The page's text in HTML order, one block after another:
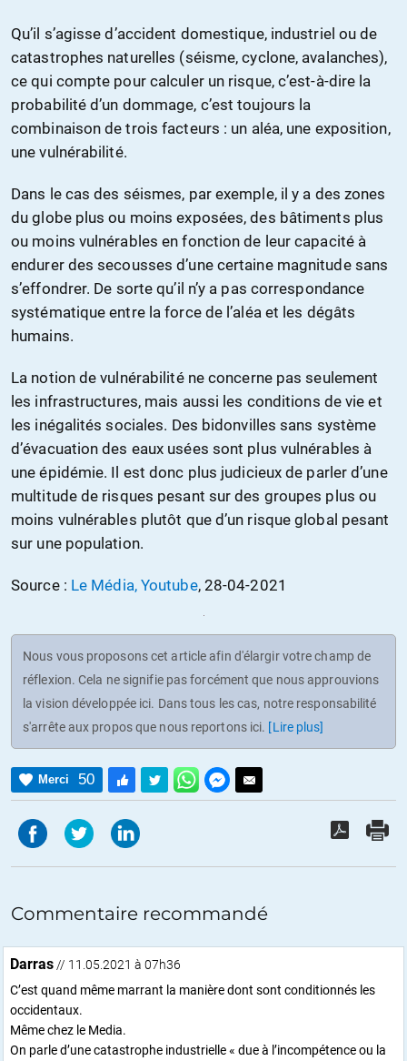
Qu’il s’agisse d’accident domestique, industriel ou de
catastrophes naturelles (séisme, cyclone, avalanches),
ce qui compte pour calculer un risque, c’est-à-dire la
probabilité d’un dommage, c’est toujours la
combinaison de trois facteurs : un aléa, une exposition,
une vulnérabilité.
Dans le cas des séismes, par exemple, il y a des zones
du globe plus ou moins exposées, des bâtiments plus
ou moins vulnérables en fonction de leur capacité à
endurer des secousses d’une certaine magnitude sans
s’effondrer. De sorte qu’il n’y a pas correspondance
systématique entre la force de l’aléa et les dégâts
humains.
La notion de vulnérabilité ne concerne pas seulement
les infrastructures, mais aussi les conditions de vie et
les inégalités sociales. Des bidonvilles sans système
d’évacuation des eaux usées sont plus vulnérables à
une épidémie. Il est donc plus judicieux de parler d’une
multitude de risques pesant sur des groupes plus ou
moins vulnérables plutôt que d’un risque global pesant
sur une population.
Source : Le Média, Youtube, 28-04-2021
Nous vous proposons cet article afin d'élargir votre champ de
réflexion. Cela ne signifie pas forcément que nous approuvions
la vision développée ici. Dans tous les cas, notre responsabilité
s'arrête aux propos que nous reportons ici. [Lire plus]
Merci 50
Commentaire recommandé
Darras // 11.05.2021 à 07h36
C’est quand même marrant la manière dont sont conditionnés les
occidentaux.
Même chez le Media.
On parle d’une catastrophe industrielle « due à l’incompétence ou la